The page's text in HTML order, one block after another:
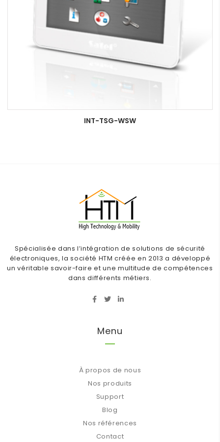
INT-TSG-WSW
Spécialisée dans l’intégration de solutions de sécurité
électroniques, la société HTM créée en 2013 a développé
un véritable savoir-faire et une multitude de compétences
dans différents métiers.
Menu
À propos de nous
Nos produits
Support
Blog
Nos références
Contact